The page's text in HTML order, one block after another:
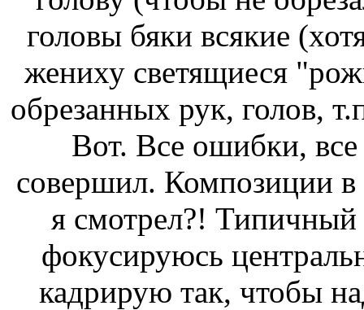
головы бяки всякие
жениху светящиеся
обрезанных рук, голов,
Вот. Все ошибки,
совершил. Композиции в
я смотрел?!
фокусируюсь
кадрирую так, чтобы